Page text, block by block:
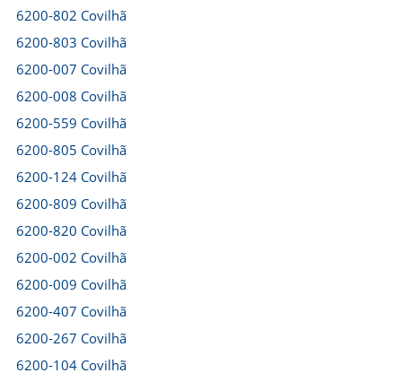
6200-802 Covilhã
6200-803 Covilhã
6200-007 Covilhã
6200-008 Covilhã
6200-559 Covilhã
6200-805 Covilhã
6200-124 Covilhã
6200-809 Covilhã
6200-820 Covilhã
6200-002 Covilhã
6200-009 Covilhã
6200-407 Covilhã
6200-267 Covilhã
6200-104 Covilhã